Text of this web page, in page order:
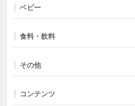
ベビー
食料・飲料
その他
コンテンツ